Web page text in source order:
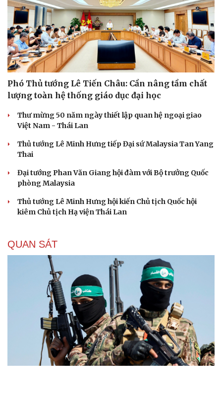
Phó Thủ tướng Lê Tiến Châu: Cần nâng tầm chất
lượng toàn hệ thống giáo dục đại học
Thư mừng 50 năm ngày thiết lập quan hệ ngoại giao
Việt Nam - Thái Lan
Thủ tướng Lê Minh Hưng tiếp Đại sứ Malaysia Tan Yang
Thai
Đại tướng Phan Văn Giang hội đàm với Bộ trưởng Quốc
phòng Malaysia
Thủ tướng Lê Minh Hưng hội kiến Chủ tịch Quốc hội
kiêm Chủ tịch Hạ viện Thái Lan
QUAN SÁT